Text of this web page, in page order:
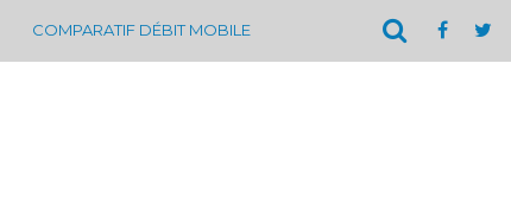
COMPARATIF DÉBIT MOBILE